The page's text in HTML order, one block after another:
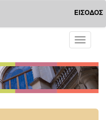
ΕΙΣΟΔΟΣ
Toggle